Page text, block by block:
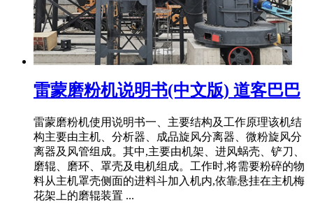
雷蒙磨粉机说明书(中文版) 道客巴巴
雷蒙磨粉机使用说明书一、主要结构及工作原理该机结
构主要由主机、分析器、成品旋风分离器、微粉旋风分
离器及风管组成。其中,主要由机架、进风蜗壳、铲刀、
磨辊、磨环、罩壳及电机组成。工作时,将需要粉碎的物
料从主机罩壳侧面的进料斗加入机内,依靠悬挂在主机梅
花架上的磨辊装置 ...